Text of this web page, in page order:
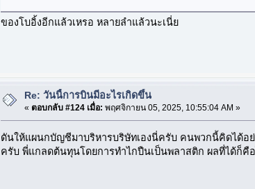
ของโบอิ้งอีกแล้วเหรอ หลายลำแล้วนะเนี่ย
Re: วันนี้การบินมีอะไรเกิดขึ้น
« ตอบกลับ #124 เมื่อ: พฤศจิกายน 05, 2025, 10:55:04 AM »
ดันให้แผนกบัญชีมาบริหารบริษัทเองนี่ครับ คนพวกนี้คิดได้อ
ครับ พี่แกลดต้นทุนโดยการทำไกปืนเป็นพลาสติก ผลที่ได้ก็คื